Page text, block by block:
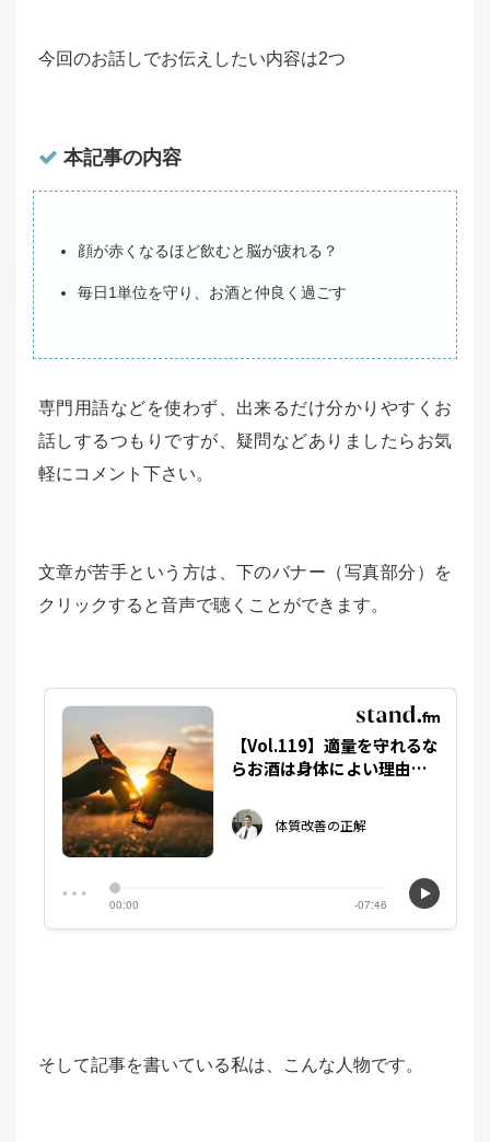
今回のお話しでお伝えしたい内容は2つ
本記事の内容
顔が赤くなるほど飲むと脳が疲れる？
毎日1単位を守り、お酒と仲良く過ごす
専門用語などを使わず、出来るだけ分かりやすくお
話しするつもりですが、疑問などありましたらお気
軽にコメント下さい。
文章が苦手という方は、下のバナー（写真部分）を
クリックすると音声で聴くことができます。
そして記事を書いている私は、こんな人物です。